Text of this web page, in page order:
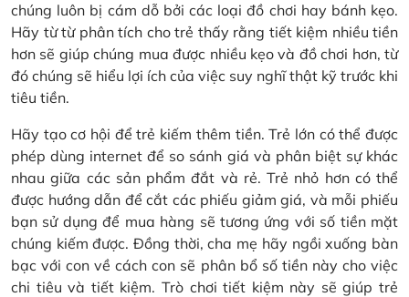
chúng luôn bị cám dỗ bởi các loại đồ chơi hay bánh kẹo.
Hãy từ từ phân tích cho trẻ thấy rằng tiết kiệm nhiều tiền
hơn sẽ giúp chúng mua được nhiều kẹo và đồ chơi hơn, từ
đó chúng sẽ hiểu lợi ích của việc suy nghĩ thật kỹ trước khi
tiêu tiền.
Hãy tạo cơ hội để trẻ kiếm thêm tiền. Trẻ lớn có thể được
phép dùng internet để so sánh giá và phân biệt sự khác
nhau giữa các sản phẩm đắt và rẻ. Trẻ nhỏ hơn có thể
được hướng dẫn để cắt các phiếu giảm giá, và mỗi phiếu
bạn sử dụng để mua hàng sẽ tương ứng với số tiền mặt
chúng kiếm được. Đồng thời, cha mẹ hãy ngồi xuống bàn
bạc với con về cách con sẽ phân bổ số tiền này cho việc
chi tiêu và tiết kiệm. Trò chơi tiết kiệm này sẽ giúp trẻ